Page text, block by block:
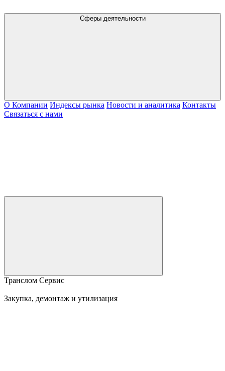
Сферы деятельности
О Компании Индексы рынка Новости и аналитика Контакты
Связаться с нами
Транслом Сервис
Закупка, демонтаж и утилизация